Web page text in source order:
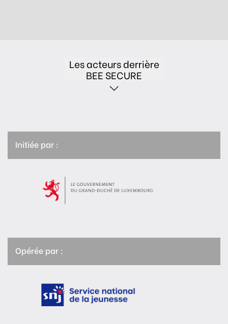
Les acteurs derrière
BEE SECURE
Initiée par :
Opérée par :